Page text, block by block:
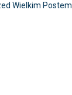
Wielkim Postem